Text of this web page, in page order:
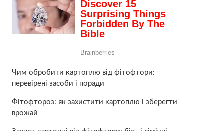
Чим обробити картоплю від фітофтори:
перевірені засоби і поради
Фітофтороз: як захистити картоплю і зберегти
врожай